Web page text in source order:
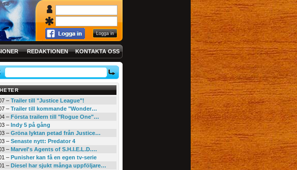
REDAKTIONEN KONTAKTA OSS
–Trailer till "Justice League"!
–Trailer till kommande "Wonder…
–Första trailern till "Rogue One"…
–Indy 5 på gång
–Gröna lyktan petad från Justice…
–Senaste nytt: Predator 4
–Marvel's Agents of S.H.I.E.L.D.…
–Punisher kan få en egen tv-serie
–Diesel har sjukt många uppföljare…